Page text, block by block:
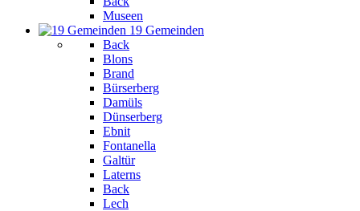
Museen
19 Gemeinden
Back
Blons
Brand
Bürserberg
Damüls
Dünserberg
Ebnit
Fontanella
Galtür
Laterns
Back
Lech